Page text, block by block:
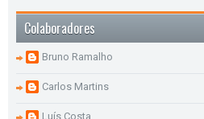
Colaboradores
Bruno Ramalho
Carlos Martins
Luís Costa